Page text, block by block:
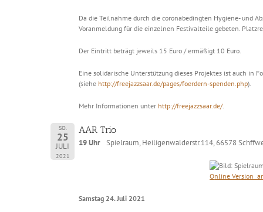
Da die Teilnahme durch die coronabedingten Hygiene- und
Voranmeldung für die einzelnen Festivalteile gebeten.
Der Eintritt beträgt jeweils 15 Euro / ermäßigt 10 Euro.
Eine solidarische Unterstützung dieses Projektes ist auch in
(siehe http://freejazzsaar.de/pages/foerdern-spenden.php).
Mehr Informationen unter http://freejazzsaar.de/.
SO.
25
JULI
2021
AAR Trio
19 Uhr Spielraum, Heiligenwalderstr.114, 66578
Online Version
Samstag 24. Juli 2021